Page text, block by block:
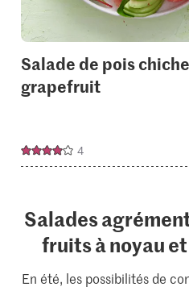
Salade de pois
grapefruit
4
Salades
fruits à noyau
En été, les possibilités de